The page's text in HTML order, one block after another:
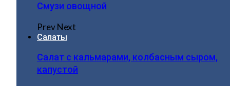
Смузи овощной
PrevNext
Салаты
Салат с кальмарами, колбасным сыром,
капустой